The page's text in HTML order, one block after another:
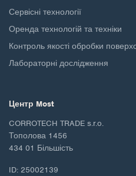
Сервісні технології
Оренда технологій та техніки
Контроль якості обробки
Лабораторні дослідження
Центр Most
CORROTECH TRADE s.r.o.
Тополова 1456
434 01 Більшість
ID: 25002139